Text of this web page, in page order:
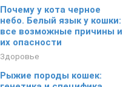
Почему у кота черное
небо. Белый язык у кошки:
все возможные причины и
их опасности
Здоровье
Рыжие породы кошек: